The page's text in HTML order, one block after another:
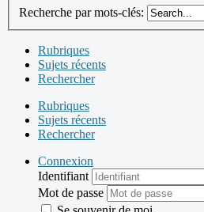
Recherche par mots-clés:
Rubriques
Sujets récents
Rechercher
Rubriques
Sujets récents
Rechercher
Connexion
Identifiant
Mot de passe